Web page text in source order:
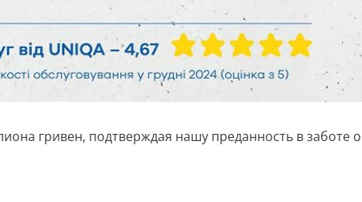
гривен, подтверждая нашу преданность в заботе о